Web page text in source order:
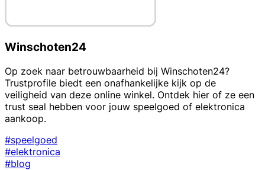
Winschoten24
Op zoek naar betrouwbaarheid bij Winschoten24?
Trustprofile biedt een onafhankelijke kijk op de
veiligheid van deze online winkel. Ontdek hier of ze een
trust seal hebben voor jouw speelgoed of elektronica
aankoop.
#speelgoed
#elektronica
#blog